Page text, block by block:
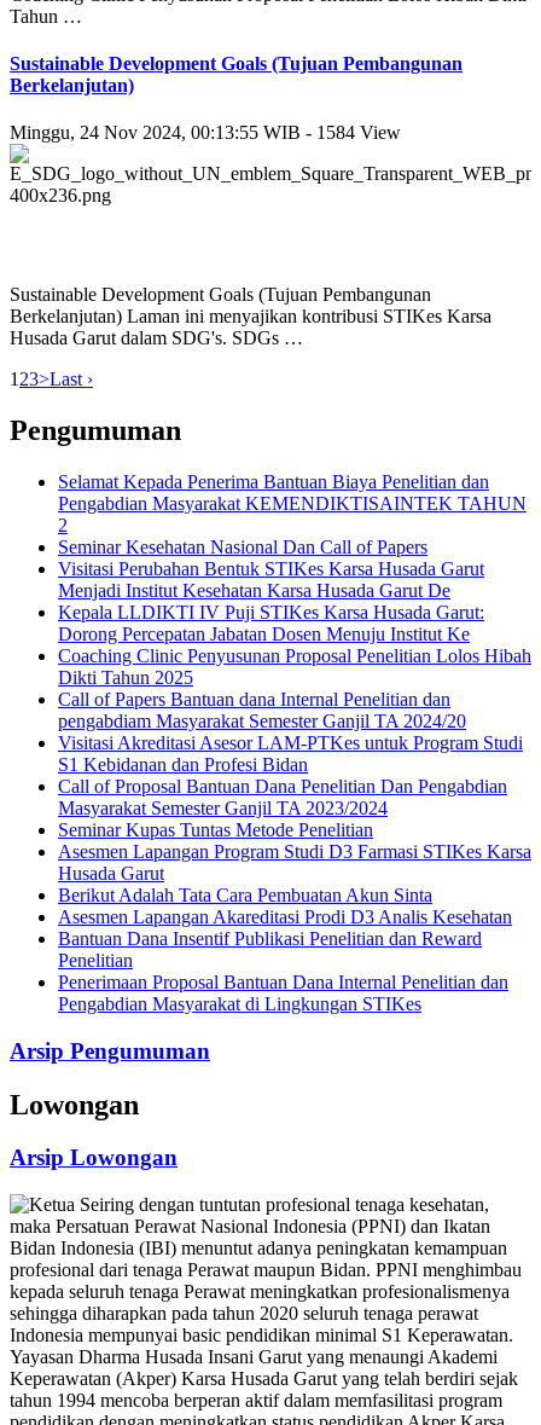
Tahun …
Sustainable Development Goals (Tujuan Pembangunan
Berkelanjutan)
Minggu, 24 Nov 2024, 00:13:55 WIB - 1584 View
Sustainable Development Goals (Tujuan Pembangunan
Berkelanjutan) Laman ini menyajikan kontribusi STIKes Karsa
Husada Garut dalam SDG's. SDGs …
1 23>Last ›
Pengumuman
Selamat Kepada Penerima Bantuan Biaya Penelitian dan
Pengabdian Masyarakat KEMENDIKTISAINTEK TAHUN
2
Seminar Kesehatan Nasional Dan Call of Papers
Visitasi Perubahan Bentuk STIKes Karsa Husada Garut
Menjadi Institut Kesehatan Karsa Husada Garut De
Kepala LLDIKTI IV Puji STIKes Karsa Husada Garut:
Dorong Percepatan Jabatan Dosen Menuju Institut Ke
Coaching Clinic Penyusunan Proposal Penelitian Lolos Hibah
Dikti Tahun 2025
Call of Papers Bantuan dana Internal Penelitian dan
pengabdiam Masyarakat Semester Ganjil TA 2024/20
Visitasi Akreditasi Asesor LAM-PTKes untuk Program Studi
S1 Kebidanan dan Profesi Bidan
Call of Proposal Bantuan Dana Penelitian Dan Pengabdian
Masyarakat Semester Ganjil TA 2023/2024
Seminar Kupas Tuntas Metode Penelitian
Asesmen Lapangan Program Studi D3 Farmasi STIKes Karsa
Husada Garut
Berikut Adalah Tata Cara Pembuatan Akun Sinta
Asesmen Lapangan Akareditasi Prodi D3 Analis Kesehatan
Bantuan Dana Insentif Publikasi Penelitian dan Reward
Penelitian
Penerimaan Proposal Bantuan Dana Internal Penelitian dan
Pengabdian Masyarakat di Lingkungan STIKes
Arsip Pengumuman
Lowongan
Arsip Lowongan
Seiring dengan tuntutan profesional tenaga kesehatan,
maka Persatuan Perawat Nasional Indonesia (PPNI) dan Ikatan
Bidan Indonesia (IBI) menuntut adanya peningkatan kemampuan
profesional dari tenaga Perawat maupun Bidan. PPNI menghimbau
kepada seluruh tenaga Perawat meningkatkan profesionalismenya
sehingga diharapkan pada tahun 2020 seluruh tenaga perawat
Indonesia mempunyai basic pendidikan minimal S1 Keperawatan.
Yayasan Dharma Husada Insani Garut yang menaungi Akademi
Keperawatan (Akper) Karsa Husada Garut yang telah berdiri sejak
tahun 1994 mencoba berperan aktif dalam memfasilitasi program